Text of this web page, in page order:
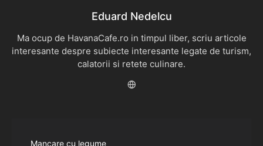
Eduard Nedelcu
Ma ocup de HavanaCafe.ro in timpul liber, scriu articole
interesante despre subiecte interesante legate de turism,
calatorii si retete culinare.
Mancare cu legume